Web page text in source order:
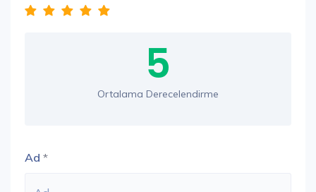
5
Ortalama Derecelendirme
Ad *